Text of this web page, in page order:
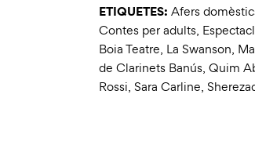
ETIQUETES: Afers
Contes per adults,
Boia Teatre, La Swanson,
de Clarinets Banús, Quim
Rossi, Sara Carline,